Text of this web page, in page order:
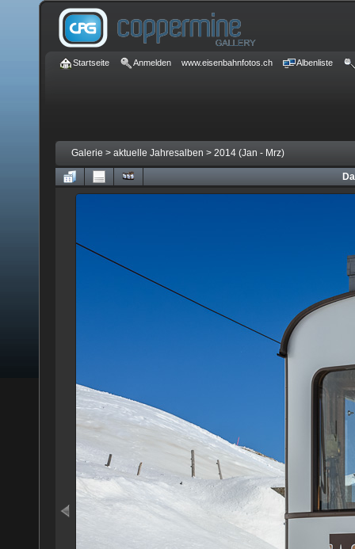
Startseite Anmelden www.eisenbahnfotos.ch Albenliste
Galerie > aktuelle Jahresalben > 2014 (Jan - Mrz)